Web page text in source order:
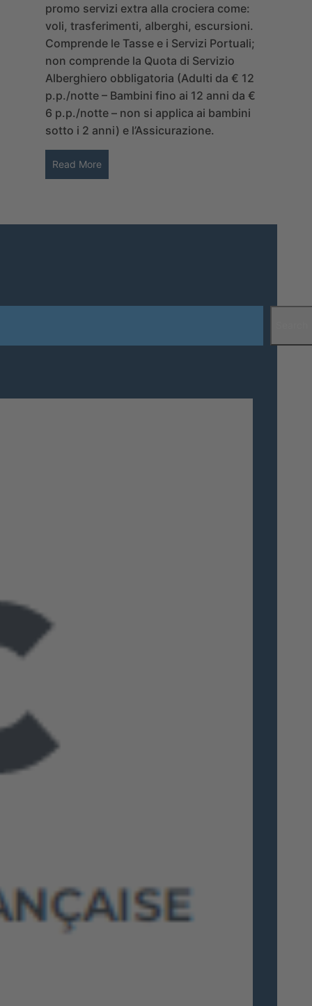
promo servizi extra alla crociera come:
voli, trasferimenti, alberghi, escursioni.
Comprende le Tasse e i Servizi Portuali;
non comprende la Quota di Servizio
Alberghiero obbligatoria (Adulti da € 12
p.p./notte – Bambini fino ai 12 anni da €
6 p.p./notte – non si applica ai bambini
sotto i 2 anni) e l’Assicurazione.
Read More